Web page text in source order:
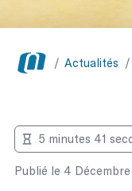
/ Actualités /
Publié le 4
5 minutes 41